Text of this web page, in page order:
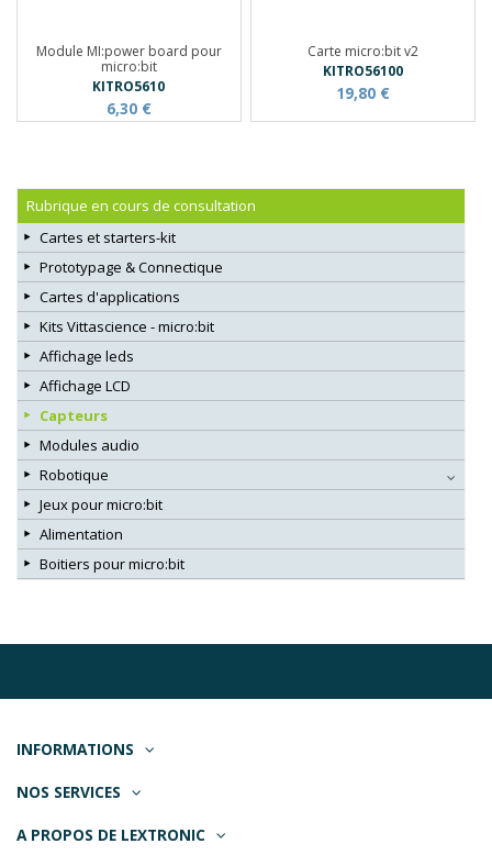
Module MI:power board pour
micro:bit
KITRO5610
6,30 €
Carte micro:bit v2
KITRO56100
19,80 €
Rubrique en cours de consultation
Cartes et starters-kit
Prototypage & Connectique
Cartes d'applications
Kits Vittascience - micro:bit
Affichage leds
Affichage LCD
Capteurs
Modules audio
Robotique
Jeux pour micro:bit
Alimentation
Boitiers pour micro:bit
INFORMATIONS
NOS SERVICES
A PROPOS DE LEXTRONIC